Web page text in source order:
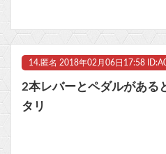
14. 匿名 2018年02月06日17:58
2本レバーとペダルがある
タリ